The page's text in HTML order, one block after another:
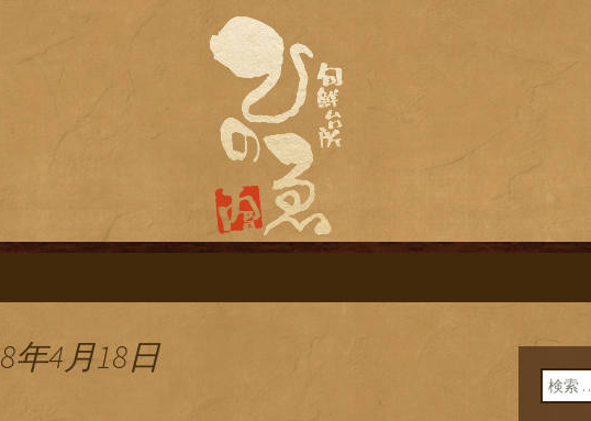
にある居酒屋「旬
旬鮮台所ひのゑ（ひのえ）」。豊富な焼酎と
す。季節で変わるおすすめメニューや日替わ
年4月18日
検索: